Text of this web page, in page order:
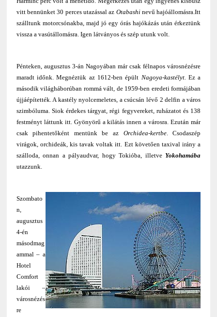
vitt bennünket 30 perces utazással az Otabashinevű hajóállomásra.Itt
szálltunk motorcsónakba, majd jó egy órás hajókázás után érkeztünk
vissza a vasútállomásra. Igen látványos és szép utunk volt.
Pénteken, augusztus 3-án Nagoyában már csak félnapos városnézésre
maradt időnk. Megnéztük az 1612-ben épült Nagoya-kastélyt. Ez a
második világháborúban rommá vált, de 1959-ben eredeti formájában
újjáépítették. A kastély nyolcemeletes, a csúcsán lévő 2 delfin a város
szimbóluma. Siok érdekes tárgyat, régi fegyvereket, ruházatot és 138
festményt láttunk itt. Gyönyörű a kilátás innen a városra. Ezután már
csak pihentetőként mentünk be az Orchidea-kertbe. Csodaszép
virágok, orchideák, kis tavak voltak itt. Ezt követően taxival irány a
szálloda, onnan a pályaudvar, hogy Tokióba, illetveYokohamába
utazzunk.
Szombato
n,
augusztus
4-én
másodmag
ammal – a
Hotel
Comfort
lakói –
városnézés
re